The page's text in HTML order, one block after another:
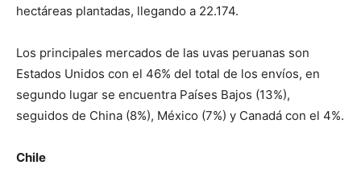
hectáreas plantadas, llegando a 22.174.
Los principales mercados de las uvas peruanas son
Estados Unidos con el 46% del total de los envíos, en
segundo lugar se encuentra Países Bajos (13%),
seguidos de China (8%), México (7%) y Canadá con el 4%.
Chile